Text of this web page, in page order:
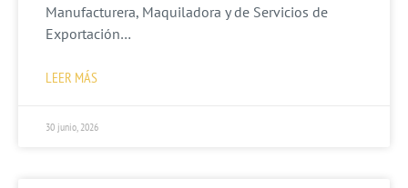
Manufacturera, Maquiladora y de Servicios de
Exportación…
LEER MÁS
30 junio, 2026